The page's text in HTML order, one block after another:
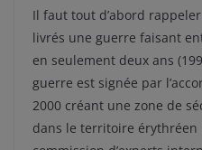
Il faut tout d’abord
livrés une guerre faisant
en seulement deux ans
guerre est signée par
2000 créant une zone de
dans le territoire érythréen